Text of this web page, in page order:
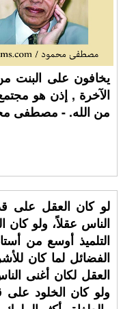
يخافون على البنت
الآخرة , إذن هو
من الله. - مصطفى
لو كان العقل على
الناس عقلاً، ولو
التلميذ أوسع من
الفضائل لما كان
العقل لكان أغنى
ولو كان الخلود على